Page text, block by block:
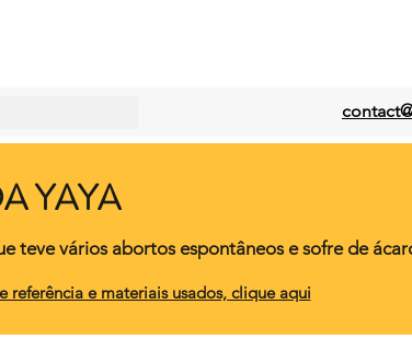
teve vários abortos espontâneos e sofre de
YAYA
referência e materiais usados, clique aqui